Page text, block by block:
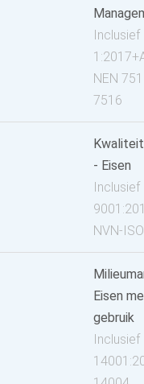
Inclusief
NEN
7516
- Eisen
Inclusief
NVN-
Eisen
gebruik
Inclusief